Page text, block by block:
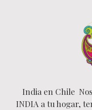
India en Chile
INDIA a tu hogar,